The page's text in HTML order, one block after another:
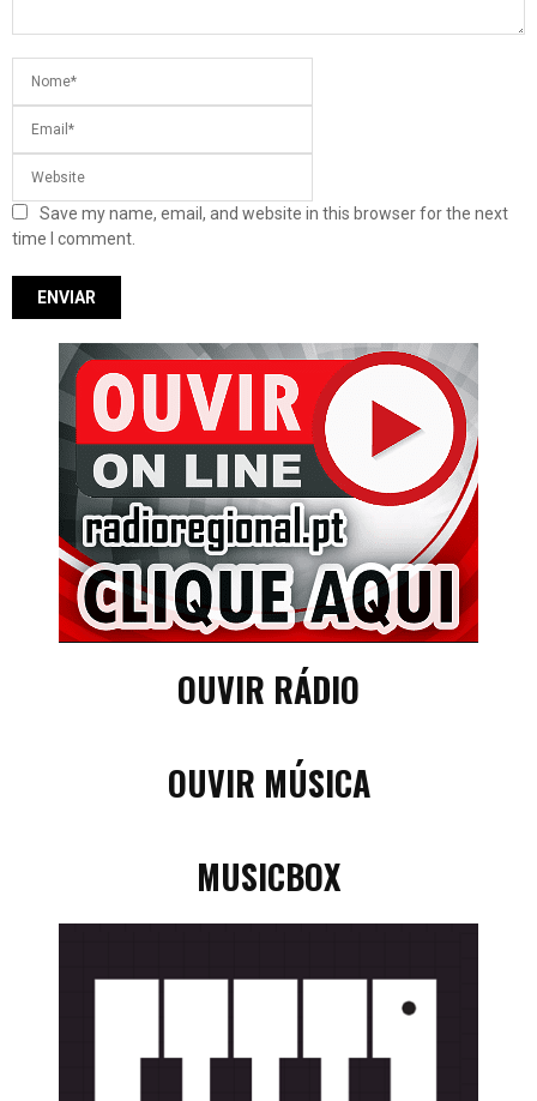
Save my name, email, and website in this browser for the next
time I comment.
OUVIR RÁDIO
OUVIR MÚSICA
MUSICBOX